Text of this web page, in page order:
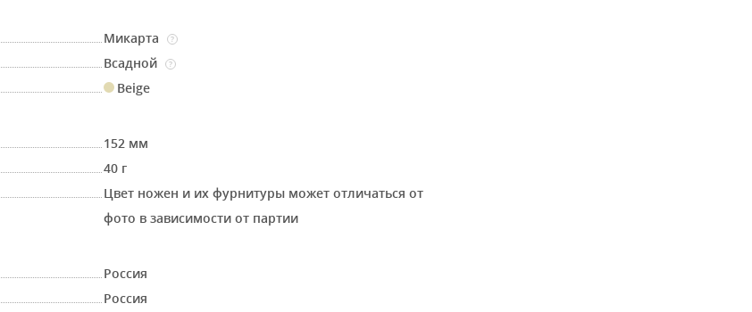
Микарта ?
Всадной ?
Beige
152 мм
40 г
Цвет ножен и их фурнитуры может отличаться от
фото в зависимости от партии
Россия
Россия